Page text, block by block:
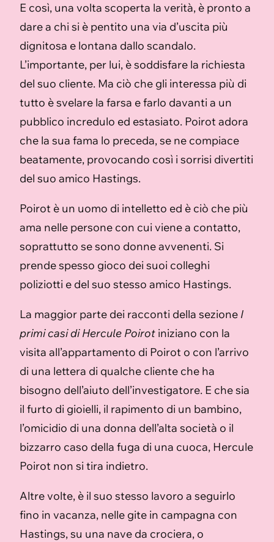
E così, una volta scoperta la verità, è pronto a
dare a chi si è pentito una via d’uscita più
dignitosa e lontana dallo scandalo.
L’importante, per lui, è soddisfare la richiesta
del suo cliente. Ma ciò che gli interessa più di
tutto è svelare la farsa e farlo davanti a un
pubblico incredulo ed estasiato. Poirot adora
che la sua fama lo preceda, se ne compiace
beatamente, provocando così i sorrisi divertiti
del suo amico Hastings.
Poirot è un uomo di intelletto ed è ciò che più
ama nelle persone con cui viene a contatto,
soprattutto se sono donne avvenenti. Si
prende spesso gioco dei suoi colleghi
poliziotti e del suo stesso amico Hastings.
La maggior parte dei racconti della sezione I
primi casi di Hercule Poirot iniziano con la
visita all’appartamento di Poirot o con l’arrivo
di una lettera di qualche cliente che ha
bisogno dell’aiuto dell’investigatore. E che sia
il furto di gioielli, il rapimento di un bambino,
l’omicidio di una donna dell’alta società o il
bizzarro caso della fuga di una cuoca, Hercule
Poirot non si tira indietro.
Altre volte, è il suo stesso lavoro a seguirlo
fino in vacanza, nelle gite in campagna con
Hastings, su una nave da crociera, o